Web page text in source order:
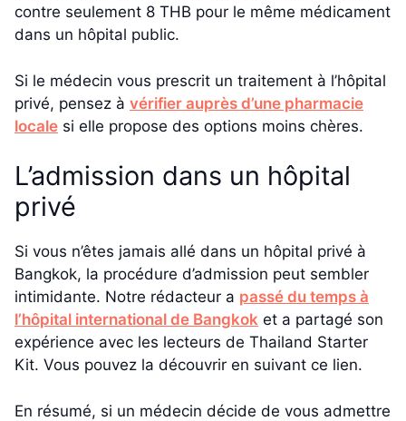
contre seulement 8 THB pour le même médicament
dans un hôpital public.
Si le médecin vous prescrit un traitement à l’hôpital
privé, pensez à vérifier auprès d’une pharmacie
locale si elle propose des options moins chères.
L’admission dans un hôpital
privé
Si vous n’êtes jamais allé dans un hôpital privé à
Bangkok, la procédure d’admission peut sembler
intimidante. Notre rédacteur a passé du temps à
l’hôpital international de Bangkok et a partagé son
expérience avec les lecteurs de Thailand Starter
Kit. Vous pouvez la découvrir en suivant ce lien.
En résumé, si un médecin décide de vous admettre